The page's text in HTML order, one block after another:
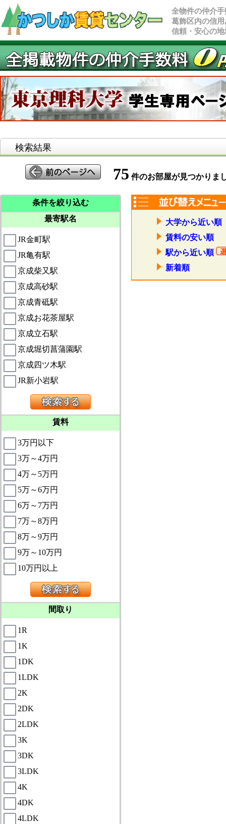
全物件の仲介
葛飾区内の信
信頼・安心の
検索結果
75 件のお部屋が見つかりま
条件を絞り込む
最寄駅名
JR金町駅
JR亀有駅
京成柴又駅
京成高砂駅
京成青砥駅
京成お花茶屋駅
京成立石駅
京成堀切菖蒲園駅
京成四ツ木駅
JR新小岩駅
賃料
3万円以下
3万～4万円
4万～5万円
5万～6万円
6万～7万円
7万～8万円
8万～9万円
9万～10万円
10万円以上
間取り
1R
1K
1DK
1LDK
2K
2DK
2LDK
3K
3DK
3LDK
4K
4DK
4LDK
大学から近い順
賃料の安い順
駅から近い順
新着順